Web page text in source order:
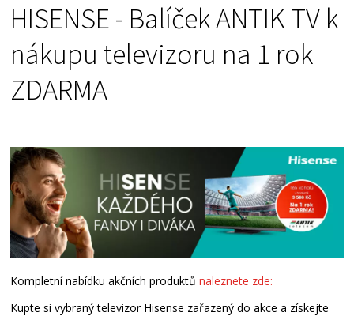
HISENSE - Balíček ANTIK TV k
nákupu televizoru na 1 rok
ZDARMA
Kompletní nabídku akčních produktůnaleznete zde:
Kupte si vybraný televizor Hisense zařazený do akce a získejte